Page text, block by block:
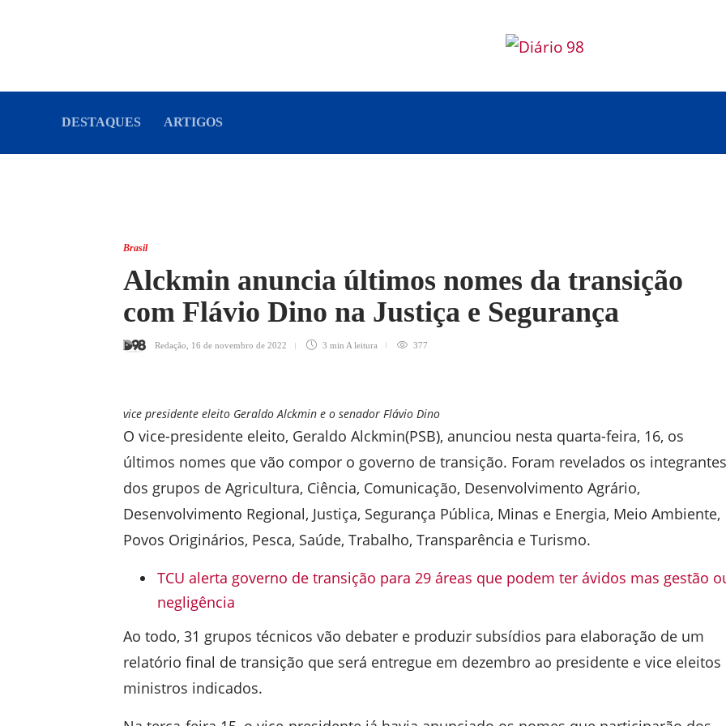
DESTAQUES ARTIGOS
Brasil
Alckmin anuncia últimos nomes da transição
com Flávio Dino na Justiça e Segurança
Redação 16 de novembro de 2022 3 min A leitura 377
vice presidente eleito Geraldo Alckmin e o senador Flávio Dino
O vice-presidente eleito, Geraldo Alckmin(PSB), anunciou nesta quarta-feira, 16, os
últimos nomes que vão compor o governo de transição. Foram revelados os integrantes
dos grupos de Agricultura, Ciência, Comunicação, Desenvolvimento Agrário,
Desenvolvimento Regional, Justiça, Segurança Pública, Minas e Energia, Meio Ambiente,
Povos Originários, Pesca, Saúde, Trabalho, Transparência e Turismo.
TCU alerta governo de transição para 29 áreas que podem ter ávidos mas gestão
negligência
Ao todo, 31 grupos técnicos vão debater e produzir subsídios para elaboração de um
relatório final de transição que será entregue em dezembro ao presidente e vice eleitos
ministros indicados.